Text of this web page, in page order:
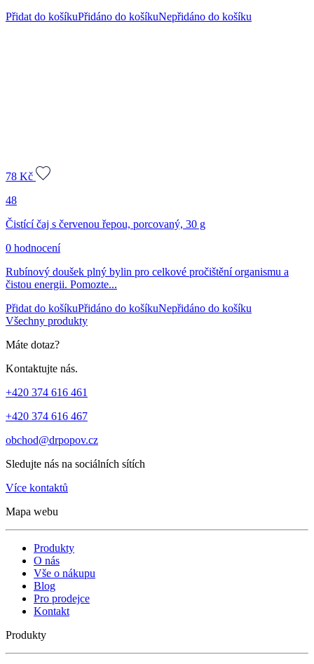
Přidat do košíkuPřidáno do košíkuNepřidáno do košíku
78 Kč
48
Čistící čaj s červenou řepou, porcovaný, 30 g
0 hodnocení
Rubínový doušek plný bylin pro celkové pročištění organismu a
čistou energii. Pomozte...
Přidat do košíkuPřidáno do košíkuNepřidáno do košíku
Všechny produkty
Máte dotaz?
Kontaktujte nás.
+420 374 616 461
+420 374 616 467
obchod@drpopov.cz
Sledujte nás na sociálních sítích
Více kontaktů
Mapa webu
Produkty
O nás
Vše o nákupu
Blog
Pro prodejce
Kontakt
Produkty